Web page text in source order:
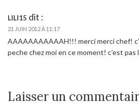
LILI15 dit :
21 JUIN 2012 À 11:17
AAAAAAAAAAAH!!! merci merci chef!
peche chez moi en ce moment! c’est pas
Laisser un